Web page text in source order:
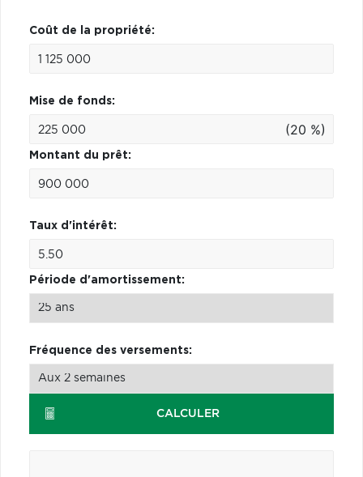
Coût de la propriété:
Mise de fonds:
(20 %)
Montant du prêt:
Taux d'intérêt:
Période d'amortissement:
Fréquence des versements:
CALCULER